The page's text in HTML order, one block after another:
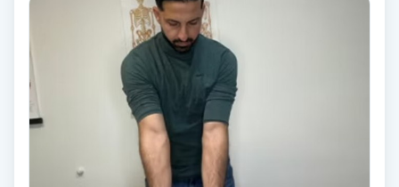
Tandblekning